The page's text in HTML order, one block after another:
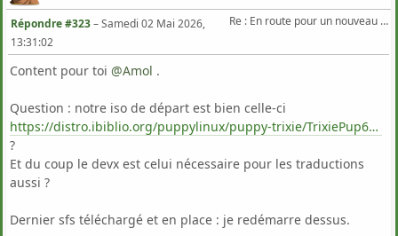
Re : En route pour un nouveau Triton .
Répondre #323–Samedi 02 Mai 2026,
13:31:02
Content pour toi @Amol ‍ .
Question : notre iso de départ est bien celle-ci
https://distro.ibiblio.org/puppylinux/puppy-trixie/TrixiePup64/11.2/legacy
?
Et du coup le devx est celui nécessaire pour les traductions
aussi ?
Dernier sfs téléchargé et en place : je redémarre dessus.